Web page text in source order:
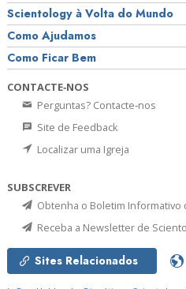
Scientology à Volta do Mundo
Como Ajudamos
Como Ficar Bem
CONTACTE‑NOS
Perguntas? Contacte‑nos
Site de Feedback
Localizar uma Igreja
SUBSCREVER
Obtenha o Boletim Informativo
Receba a Newsletter de
Sites Relacionados